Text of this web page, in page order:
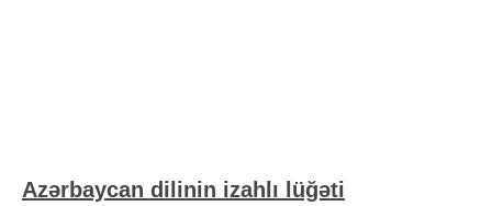
Azərbaycan dilinin izahlı lüğəti